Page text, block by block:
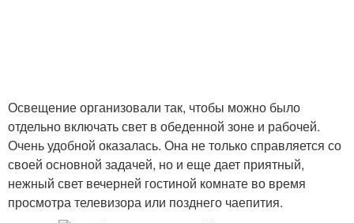
Освещение организовали так, чтобы можно было
отдельно включать свет в обеденной зоне и рабочей.
Очень удобной оказалась. Она не только справляется со
своей основной задачей, но и еще дает приятный,
нежный свет вечерней гостиной комнате во время
просмотра телевизора или позднего чаепития.